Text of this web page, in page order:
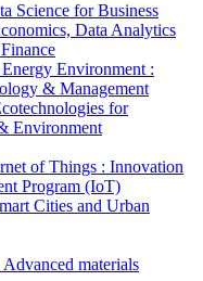
Science for Business
Data Analytics
Environment :
& Management
for
Environment
of Things : Innovation
Program (IoT)
Cities and Urban
materials